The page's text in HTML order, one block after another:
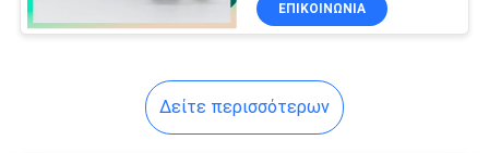
μετασχηματιστή
ΕΠΙΚΟΙΝΩΝΊΑ
Δείτε περισσότερων